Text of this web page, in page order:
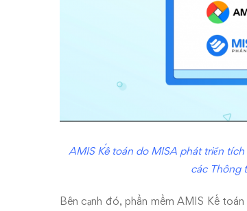
AMIS Kế toán do MISA phát triển
các Thông
Bên cạnh đó, phần mềm AMIS Kế